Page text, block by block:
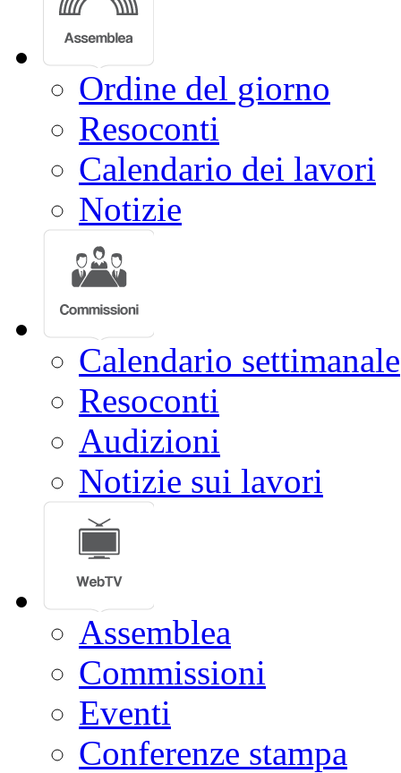
Ordine del giorno
Resoconti
Calendario dei lavori
Notizie
Calendario settimanale
Resoconti
Audizioni
Notizie sui lavori
Assemblea
Commissioni
Eventi
Conferenze stampa